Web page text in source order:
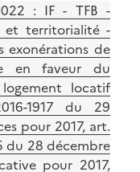
: IF - TFB -
et territorialité -
exonérations de
en faveur du
locatif
1917 du 29
pour 2017, art.
du 28 décembre
pour 2017,